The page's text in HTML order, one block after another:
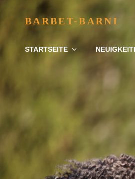
BARBET-BARNI
STARTSEITE